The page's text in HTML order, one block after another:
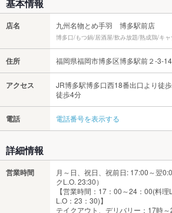
基本情報
店名 九州名物とめ手羽 博多駅前店
博多口/もつ鍋/居酒屋/飲み放題/熟成鶏/キ
住所 福岡県福岡市博多区博多駅前２-3-
アクセス
JR博多駅博多口西18番出口より徒
徒歩4分
電話 電話番号を表示する
詳細情報
営業時間
月～日、祝日、祝前日: 17:00～翌
クL.O. 23:30）
【営業時間：17：00～24：00(料
L.O：23：30)】
テイクアウト、デリバリー：17時